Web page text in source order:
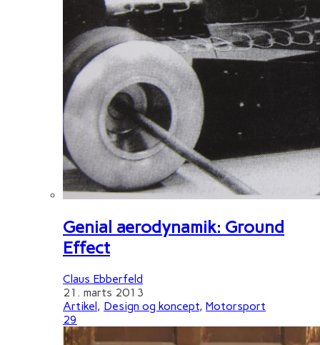
Genial aerodynamik: Ground
Effect
Claus Ebberfeld
21. marts 2013
Artikel, Design og koncept, Motorsport
29